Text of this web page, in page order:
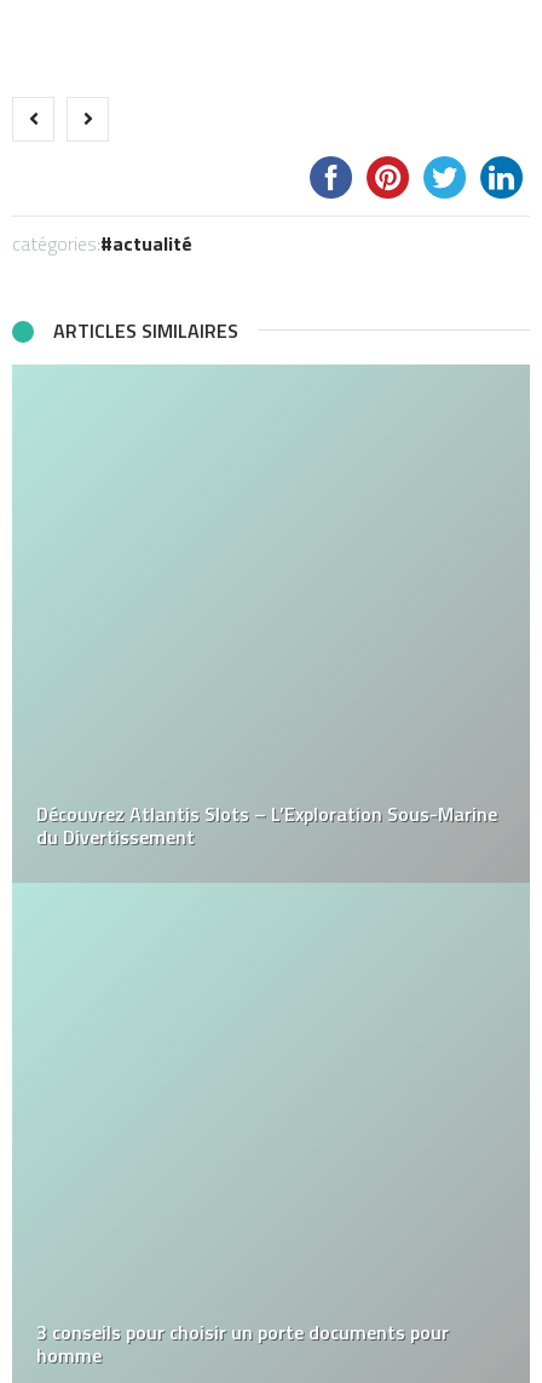
catégories: actualité
ARTICLES SIMILAIRES
Découvrez Atlantis Slots – L’Exploration Sous-Marine
du Divertissement
3 conseils pour choisir un porte documents pour
homme